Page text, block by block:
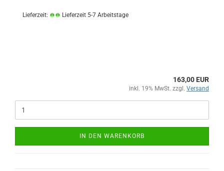
Lieferzeit: Lieferzeit 5-7 Arbeitstage
163,00 EUR
inkl. 19% MwSt. zzgl. Versand
IN DEN WARENKORB